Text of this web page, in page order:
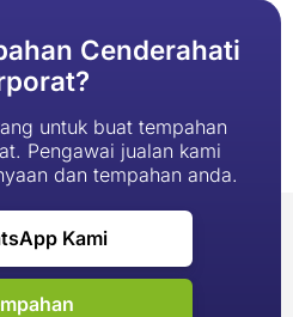
Cenderahati
untuk buat tempahan
Pengawai jualan kami
dan tempahan anda.
Kami